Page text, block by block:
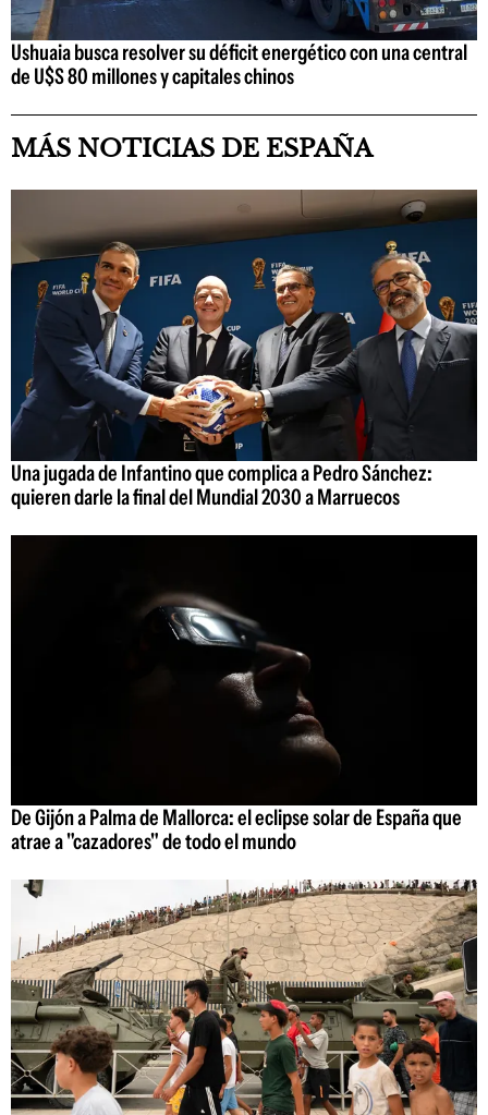
Ushuaia busca resolver su déficit energético con una central
de U$S 80 millones y capitales chinos
MÁS NOTICIAS DE ESPAÑA
Una jugada de Infantino que complica a Pedro Sánchez:
quieren darle la final del Mundial 2030 a Marruecos
De Gijón a Palma de Mallorca: el eclipse solar de España que
atrae a "cazadores" de todo el mundo